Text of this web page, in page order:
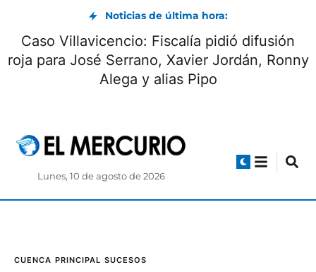
Noticias de última hora:
Caso Villavicencio: Fiscalía pidió difusión
roja para José Serrano, Xavier Jordán, Ronny
Alega y alias Pipo
Lunes, 10 de agosto de 2026
CUENCA PRINCIPAL SUCESOS